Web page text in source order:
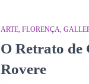
ARTE FLORENÇA
O Retrato
Rovere